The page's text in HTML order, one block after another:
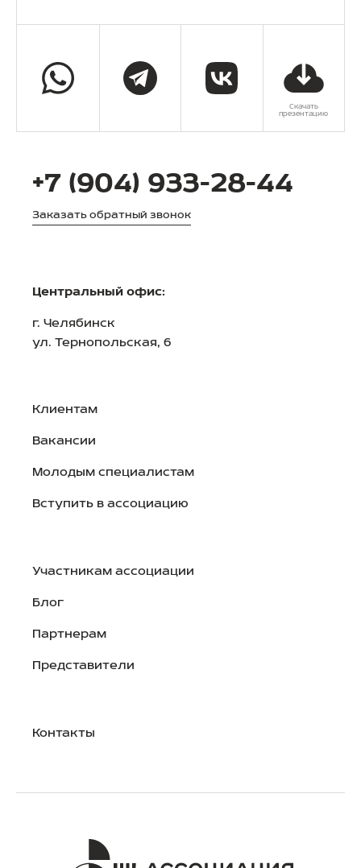
Скачать
презентацию
Центральный офис:
г. Челябинск
ул. Тернопольская, 6
Клиентам
Вакансии
Молодым специалистам
Вступить в ассоциацию
Участникам ассоциации
Блог
Партнерам
Представители
Контакты
+7 (904) 933-28-44
Заказать обратный звонок